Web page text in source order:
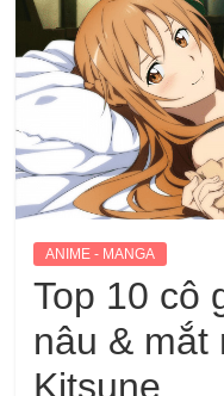
ANIME - MANGA
Top 10 cô
nâu & mắt
Kitsune